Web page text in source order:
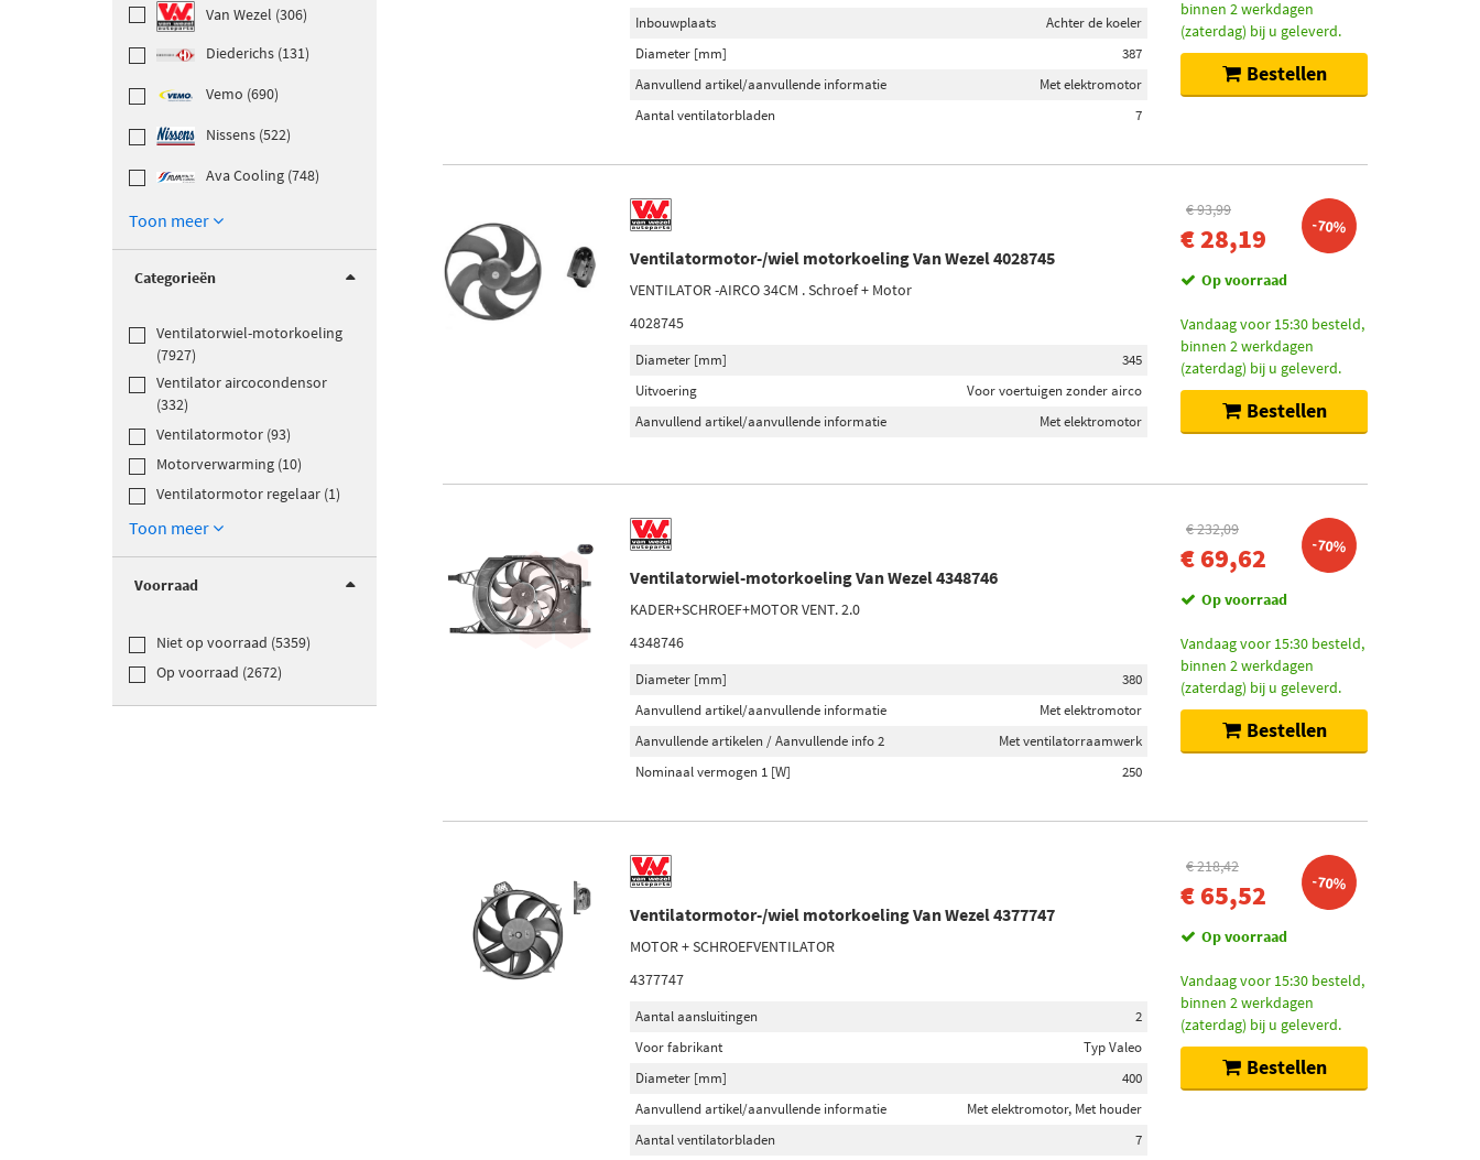
Van Wezel (306)
Diederichs (131)
Vemo (690)
Nissens (522)
Ava Cooling (748)
Toon meer
Categorieën
Ventilatorwiel-motorkoeling
(7927)
Ventilator aircocondensor
(332)
Ventilatormotor (93)
Motorverwarming (10)
Ventilatormotor regelaar (1)
Toon meer
Voorraad
Niet op voorraad (5359)
Op voorraad (2672)
Inbouwplaats
Achter de koeler
Diameter [mm]
387
Aanvullend artikel/aanvullende informatie
Met elektromotor
Aantal ventilatorbladen
7
binnen 2 werkdagen
(zaterdag) bij u geleverd.
Bestellen
Ventilatormotor-/wiel motorkoeling Van Wezel 4028745
VENTILATOR -AIRCO 34CM . Schroef + Motor
4028745
Diameter [mm]
345
Uitvoering
Voor voertuigen zonder airco
Aanvullend artikel/aanvullende informatie
Met elektromotor
€ 93,99
€ 28,19 -70%
Op voorraad
Vandaag voor 15:30 besteld,
binnen 2 werkdagen
(zaterdag) bij u geleverd.
Bestellen
Ventilatorwiel-motorkoeling Van Wezel 4348746
KADER+SCHROEF+MOTOR VENT. 2.0
4348746
Diameter [mm]
380
Aanvullend artikel/aanvullende informatie
Met elektromotor
Aanvullende artikelen / Aanvullende info 2
Met ventilatorraamwerk
Nominaal vermogen 1 [W]
250
€ 232,09
€ 69,62 -70%
Op voorraad
Vandaag voor 15:30 besteld,
binnen 2 werkdagen
(zaterdag) bij u geleverd.
Bestellen
Ventilatormotor-/wiel motorkoeling Van Wezel 4377747
MOTOR + SCHROEFVENTILATOR
4377747
Aantal aansluitingen
2
Voor fabrikant
Typ Valeo
Diameter [mm]
400
Aanvullend artikel/aanvullende informatie
Met elektromotor, Met houder
Aantal ventilatorbladen
7
€ 218,42
€ 65,52 -70%
Op voorraad
Vandaag voor 15:30 besteld,
binnen 2 werkdagen
(zaterdag) bij u geleverd.
Bestellen